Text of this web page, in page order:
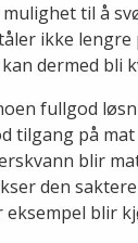
til å
ikke lengre
dermed bli
fullgod
tilgang på
blir
den
blir